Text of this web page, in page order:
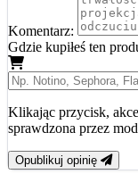
Komentarz:
Gdzie kupiłeś ten
Klikając przycisk,
sprawdzona przez
Opublikuj opinię